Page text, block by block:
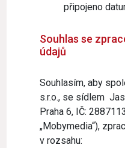
připojeno
Souhlas se
údajů
Souhlasím, aby
s.r.o., se sídlem
Praha 6, IČ:
„Mobymedia“),
v rozsahu: